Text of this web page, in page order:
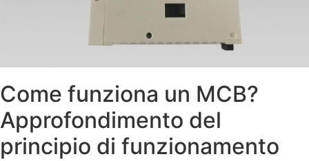
Come funziona un MCB?
Approfondimento del
principio di funzionamento